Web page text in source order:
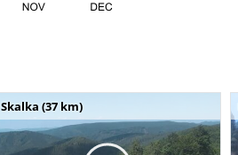
Skalka (37 km)